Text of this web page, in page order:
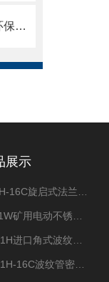
池底快开排泥阀：创新技术助力环保产业
展示